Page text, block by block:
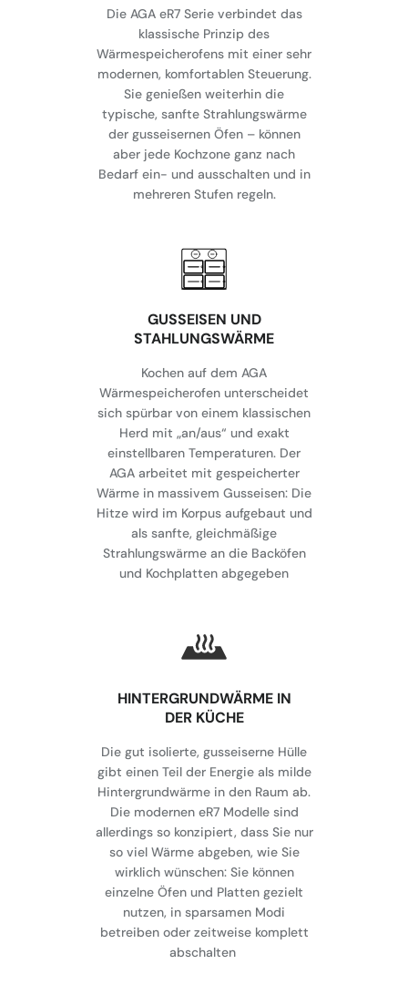
Die AGA eR7 Serie verbindet das
klassische Prinzip des
Wärmespeicherofens mit einer sehr
modernen, komfortablen Steuerung.
Sie genießen weiterhin die
typische, sanfte Strahlungswärme
der gusseisernen Öfen – können
aber jede Kochzone ganz nach
Bedarf ein- und ausschalten und in
mehreren Stufen regeln.
GUSSEISEN UND
STAHLUNGSWÄRME
Kochen auf dem AGA
Wärmespeicherofen unterscheidet
sich spürbar von einem klassischen
Herd mit „an/aus“ und exakt
einstellbaren Temperaturen. Der
AGA arbeitet mit gespeicherter
Wärme in massivem Gusseisen: Die
Hitze wird im Korpus aufgebaut und
als sanfte, gleichmäßige
Strahlungswärme an die Backöfen
und Kochplatten abgegeben
HINTERGRUNDWÄRME IN
DER KÜCHE
Die gut isolierte, gusseiserne Hülle
gibt einen Teil der Energie als milde
Hintergrundwärme in den Raum ab.
Die modernen eR7 Modelle sind
allerdings so konzipiert, dass Sie nur
so viel Wärme abgeben, wie Sie
wirklich wünschen: Sie können
einzelne Öfen und Platten gezielt
nutzen, in sparsamen Modi
betreiben oder zeitweise komplett
abschalten